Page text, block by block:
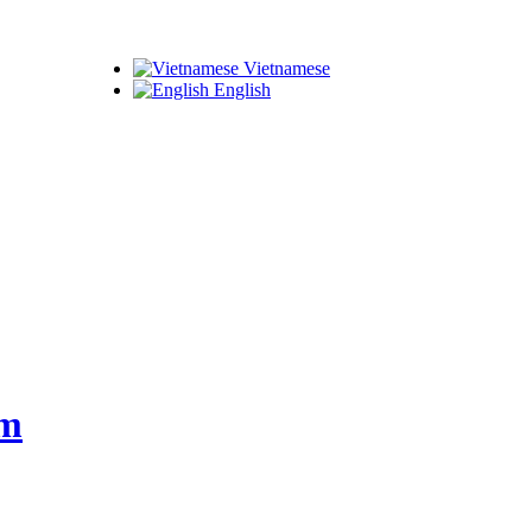
Vietnamese
English